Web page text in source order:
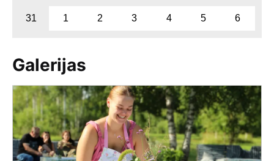
31 1 2 3 4 5 6
Galerijas